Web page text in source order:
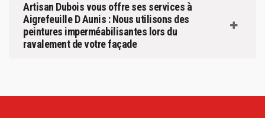
Artisan Dubois vous offre ses services à
Aigrefeuille D Aunis : Nous utilisons des
peintures imperméabilisantes lors du
ravalement de votre façade